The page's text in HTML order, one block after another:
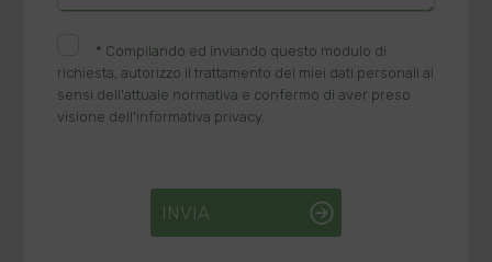
* Compilando ed inviando questo modulo di
richiesta, autorizzo il trattamento dei miei dati personali ai
sensi dell'attuale normativa e confermo di aver preso
visione dell'informativa privacy.
INVIA